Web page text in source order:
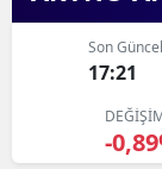
Son
17:21
-